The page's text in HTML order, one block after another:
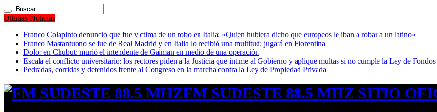
Ultimas Noticias
Franco Colapinto denunció que fue víctima de un robo en Italia: «Quién hubiera dicho que europeos le iban a robar a un latino»
Franco Mastantuono se fue de Real Madrid y en Italia lo recibió una multitud: jugará en Fiorentina
Dolor en Chubut: murió el intendente de Gaiman en medio de una operación
Escala el conflicto universitario: los rectores piden a la Justicia que intime al Gobierno y aplique multas si no cumple la Ley de Fondos
Pedradas, corridas y detenidos frente al Congreso en la marcha contra la Ley de Propiedad Privada
FM SUDESTE 88.5 MHZ SITIO